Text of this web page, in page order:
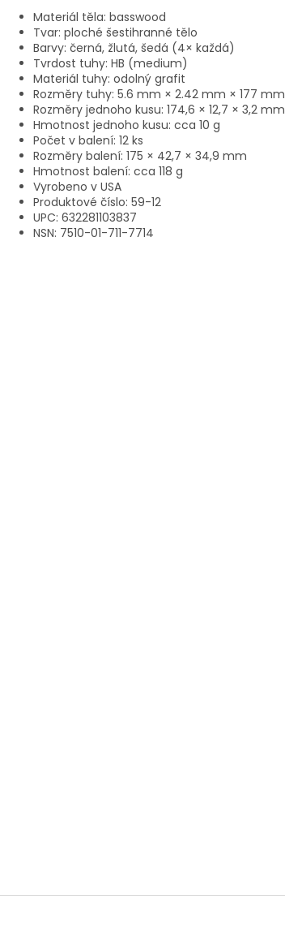
Materiál těla: basswood
Tvar: ploché šestihranné tělo
Barvy: černá, žlutá, šedá (4× každá)
Tvrdost tuhy: HB (medium)
Materiál tuhy: odolný grafit
Rozměry tuhy: 5.6 mm × 2.42 mm × 177 mm
Rozměry jednoho kusu: 174,6 × 12,7 × 3,2 mm
Hmotnost jednoho kusu: cca 10 g
Počet v balení: 12 ks
Rozměry balení: 175 × 42,7 × 34,9 mm
Hmotnost balení: cca 118 g
Vyrobeno v USA
Produktové číslo: 59-12
UPC: 632281103837
NSN: 7510-01-711-7714